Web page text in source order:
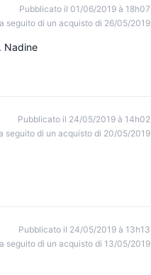
Pubblicato il 01/06/2019 à 18h07
a seguito di un acquisto di 26/05/2019
Nadine
Pubblicato il 24/05/2019 à 14h02
seguito di un acquisto di 20/05/2019
Pubblicato il 24/05/2019 à 13h13
a seguito di un acquisto di 13/05/2019